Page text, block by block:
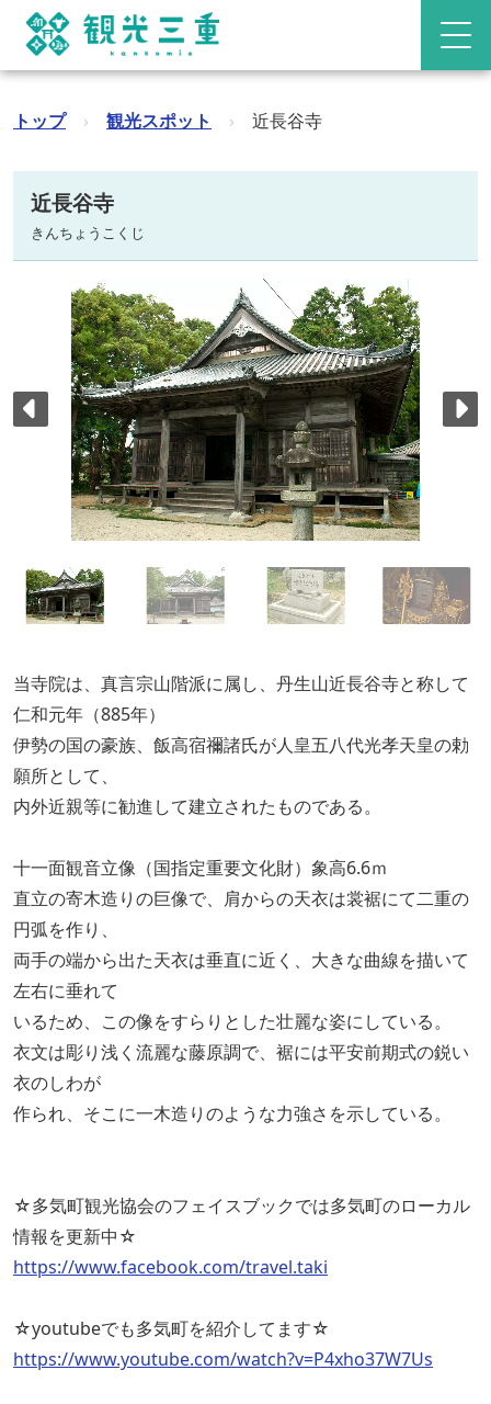
トップ › 観光スポット › 近長谷寺
近長谷寺
きんちょうこくじ
当寺院は、真言宗山階派に属し、丹生山近長谷寺と称して
仁和元年（885年）
伊勢の国の豪族、飯高宿禰諸氏が人皇五八代光孝天皇の勅
願所として、
内外近親等に勧進して建立されたものである。
十一面観音立像（国指定重要文化財）象高6.6ｍ
直立の寄木造りの巨像で、肩からの天衣は裳裾にて二重の
円弧を作り、
両手の端から出た天衣は垂直に近く、大きな曲線を描いて
左右に垂れて
いるため、この像をすらりとした壮麗な姿にしている。
衣文は彫り浅く流麗な藤原調で、裾には平安前期式の鋭い
衣のしわが
作られ、そこに一木造りのような力強さを示している。
☆多気町観光協会のフェイスブックでは多気町のローカル
情報を更新中☆
https://www.facebook.com/travel.taki
☆youtubeでも多気町を紹介してます☆
https://www.youtube.com/watch?v=P4xho37W7Us